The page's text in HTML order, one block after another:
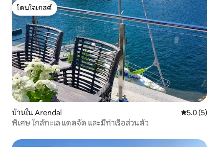
โดนใจเกสต์
โดนใจเกสต์
บ้านใน Arendal คะแนนเฉลี่
5.0 (5)
พิเศษ ใกล้ทะเล แดดจัด และมีท่าเรือส่วนตัว